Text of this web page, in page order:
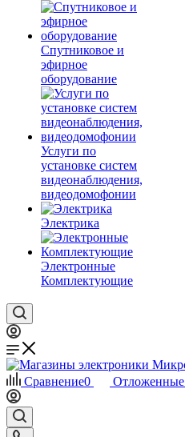
Спутниковое и
эфирное
оборудование
Услуги по
установке систем
видеонаблюдения,
видеодомофонии
Электрика
Электронные
Комплектующие
Сравнение0 Отложенные